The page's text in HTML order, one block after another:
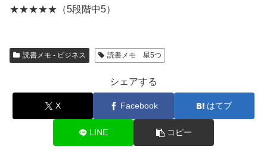
★★★★★（5段階中5）
読書メモ - ビジネス 読書メモ 星5つ
シェアする
X Facebook はてブ
LINE コピー